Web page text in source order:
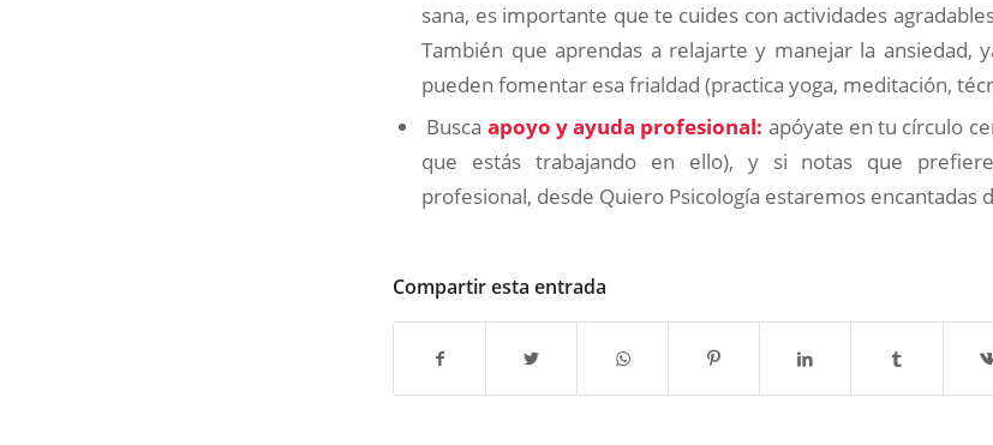
sana, es importante que te cuides con actividades
También que aprendas a relajarte y manejar la ansiedad,
pueden fomentar esa frialdad (practica yoga, meditación,
Busca apoyo y ayuda profesional: apóyate en tu círculo
que estás trabajando en ello), y si notas que
profesional, desde Quiero Psicología estaremos encantadas
Compartir esta entrada